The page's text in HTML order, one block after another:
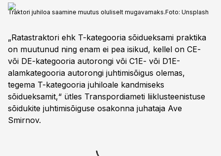
Traktori juhiloa saamine muutus oluliselt mugavamaks.Foto: Unsplash
„Ratastraktori ehk T-kategooria sõidueksami praktika
on muutunud ning enam ei pea isikud, kellel on CE-
või DE-kategooria autorongi või C1E- või D1E-
alamkategooria autorongi juhtimisõigus olemas,
tegema T-kategooria juhiloale kandmiseks
sõidueksamit,“ ütles Transpordiameti liiklusteenistuse
sõidukite juhtimisõiguse osakonna juhataja Ave
Smirnov.